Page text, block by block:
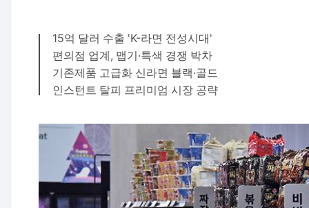
15억 달러 수출 'K-라면 전성시대'
편의점 업계, 맵기·특색 경쟁 박차
기존제품 고급화 신라면 블랙·골드
인스턴트 탈피 프리미엄 시장 공략